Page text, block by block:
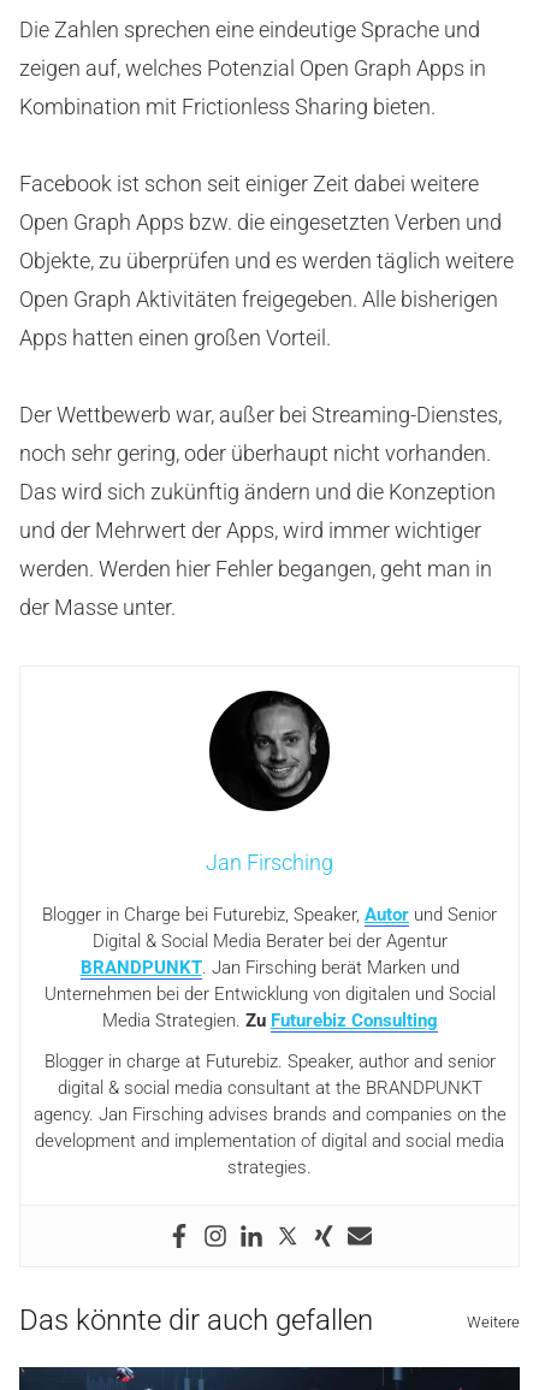
Die Zahlen sprechen eine eindeutige Sprache und
zeigen auf, welches Potenzial Open Graph Apps in
Kombination mit Frictionless Sharing bieten.
Facebook ist schon seit einiger Zeit dabei weitere
Open Graph Apps bzw. die eingesetzten Verben und
Objekte, zu überprüfen und es werden täglich weitere
Open Graph Aktivitäten freigegeben. Alle bisherigen
Apps hatten einen großen Vorteil.
Der Wettbewerb war, außer bei Streaming-Dienstes,
noch sehr gering, oder überhaupt nicht vorhanden.
Das wird sich zukünftig ändern und die Konzeption
und der Mehrwert der Apps, wird immer wichtiger
werden. Werden hier Fehler begangen, geht man in
der Masse unter.
Jan Firsching
Blogger in Charge bei Futurebiz, Speaker, Autor und Senior
Digital & Social Media Berater bei der Agentur
BRANDPUNKT. Jan Firsching berät Marken und
Unternehmen bei der Entwicklung von digitalen und Social
Media Strategien. Zu Futurebiz Consulting
Blogger in charge at Futurebiz. Speaker, author and senior
digital & social media consultant at the BRANDPUNKT
agency. Jan Firsching advises brands and companies on the
development and implementation of digital and social media
strategies.
Das könnte dir auch gefallen Weitere